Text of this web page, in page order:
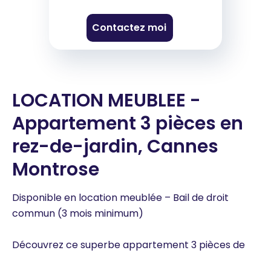
Contactez moi
LOCATION MEUBLEE -
Appartement 3 pièces en
rez-de-jardin, Cannes
Montrose
Disponible en location meublée – Bail de droit
commun (3 mois minimum)
Découvrez ce superbe appartement 3 pièces de